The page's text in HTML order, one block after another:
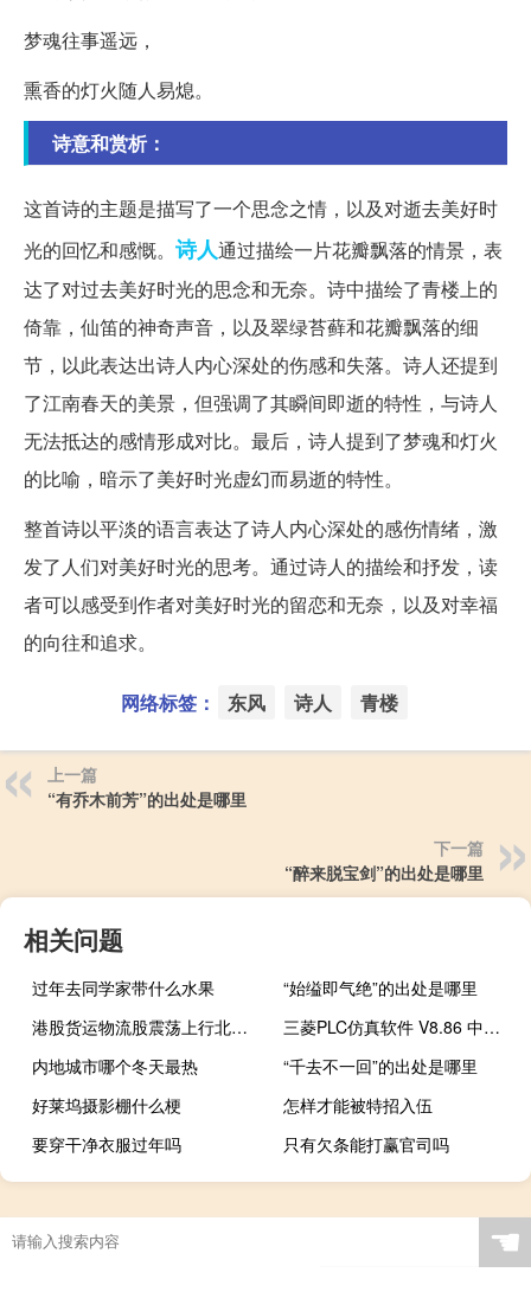
梦魂往事遥远，
熏香的灯火随人易熄。
诗意和赏析：
这首诗的主题是描写了一个思念之情，以及对逝去美好时
光的回忆和感慨。 诗人通过描绘一片花瓣飘落的情景，表
达了对过去美好时光的思念和无奈。诗中描绘了青楼上的
倚靠，仙笛的神奇声音，以及翠绿苔藓和花瓣飘落的细
节，以此表达出诗人内心深处的伤感和失落。诗人还提到
了江南春天的美景，但强调了其瞬间即逝的特性，与诗人
无法抵达的感情形成对比。最后，诗人提到了梦魂和灯火
的比喻，暗示了美好时光虚幻而易逝的特性。
整首诗以平淡的语言表达了诗人内心深处的感伤情绪，激
发了人们对美好时光的思考。通过诗人的描绘和抒发，读
者可以感受到作者对美好时光的留恋和无奈，以及对幸福
的向往和追求。
网络标签： 东风 诗人 青楼
上一篇
“有乔木前芳”的出处是哪里
下一篇
“醉来脱宝剑”的出处是哪里
相关问题
过年去同学家带什么水果
“始缢即气绝”的出处是哪里
港股货运物流股震荡上行北京建设(00925.HK)涨近5%中通快递(02057.HK)涨超2%嘉里物流(00636.HK)等跟涨
三菱PLC仿真软件 V8.86 中文免费版（三菱PLC仿真软件 V8.86 中文免费版功能简介）
内地城市哪个冬天最热
“千去不一回”的出处是哪里
好莱坞摄影棚什么梗
怎样才能被特招入伍
要穿干净衣服过年吗
只有欠条能打赢官司吗
☚